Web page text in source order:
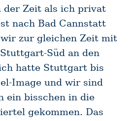
der Zeit als ich privat
nach Bad Cannstatt
zur gleichen Zeit mit
Süd an den
hatte Stuttgart bis
Image und wir sind
ein bisschen in die
gekommen. Das